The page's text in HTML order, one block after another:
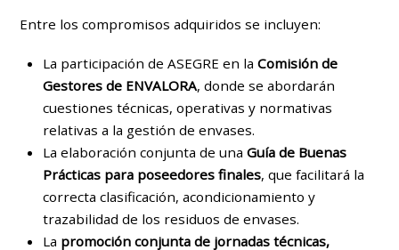
Entre los compromisos adquiridos se incluyen:
La participación de ASEGRE en la Comisión de
Gestores de ENVALORA, donde se abordarán
cuestiones técnicas, operativas y normativas
relativas a la gestión de envases.
La elaboración conjunta de una Guía de Buenas
Prácticas para poseedores finales, que facilitará la
correcta clasificación, acondicionamiento y
trazabilidad de los residuos de envases.
La promoción conjunta de jornadas técnicas,